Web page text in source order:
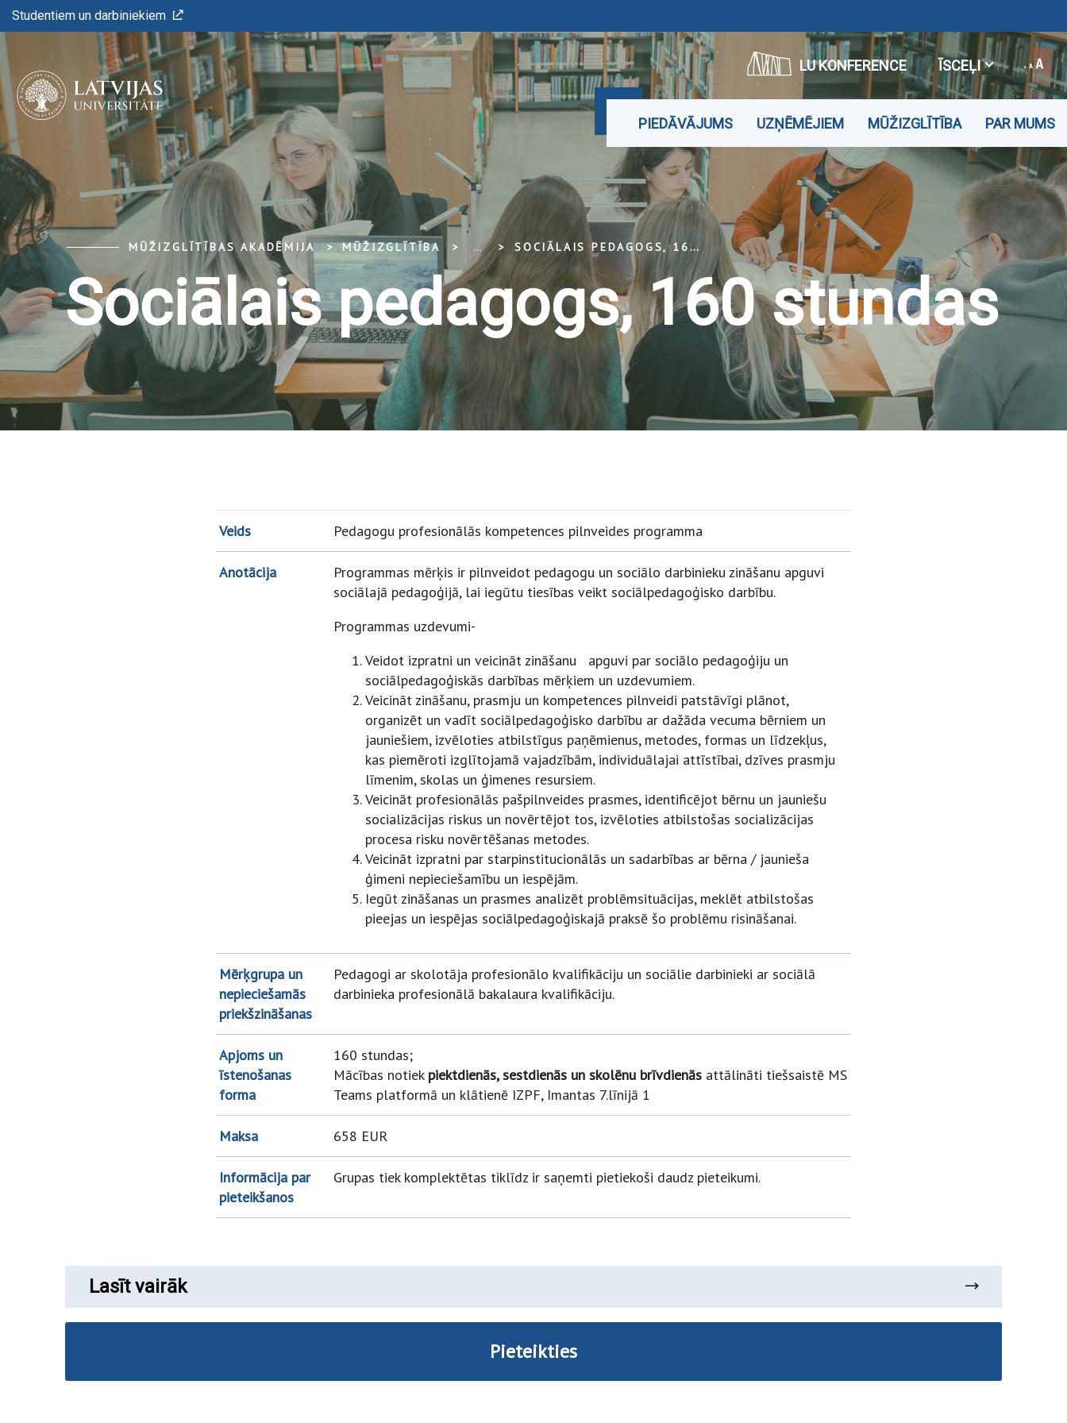
Studentiem un darbiniekiem
LU KONFERENCE ĪSCEĻI
PIEDĀVĀJUMS UZŅĒMĒJIEM MŪŽIZGLĪTĪBA PAR MUMS
MŪŽIZGLĪTĪBAS AKADĒMIJA MŪŽIZGLĪTĪBA ... SOCIĀLAIS PEDAGOGS, 160 STUNDAS
Sociālais pedagogs, 160 stundas
Veids Pedagogu profesionālās kompetences pilnveides programma
Anotācija
Programmas mērķis ir pilnveidot pedagogu un sociālo darbinieku zināšanu apguvi
sociālajā pedagoģijā, lai iegūtu tiesības veikt sociālpedagoģisko darbību.
Programmas uzdevumi-
Veidot izpratni un veicināt zināšanu apguvi par sociālo pedagoģiju un
sociālpedagoģiskās darbības mērķiem un uzdevumiem.
Veicināt zināšanu, prasmju un kompetences pilnveidi patstāvīgi plānot,
organizēt un vadīt sociālpedagoģisko darbību ar dažāda vecuma bērniem un
jauniešiem, izvēloties atbilstīgus paņēmienus, metodes, formas un līdzekļus,
kas piemēroti izglītojamā vajadzībām, individuālajai attīstībai, dzīves prasmju
līmenim, skolas un ģimenes resursiem.
Veicināt profesionālās pašpilnveides prasmes, identificējot bērnu un jauniešu
socializācijas riskus un novērtējot tos, izvēloties atbilstošas socializācijas
procesa risku novērtēšanas metodes.
Veicināt izpratni par starpinstitucionālās un sadarbības ar bērna / jaunieša
ģimeni nepieciešamību un iespējām.
Iegūt zināšanas un prasmes analizēt problēmsituācijas, meklēt atbilstošas
pieejas un iespējas sociālpedagoģiskajā praksē šo problēmu risināšanai.
Mērķgrupa un
nepieciešamās
priekšzināšanas
Pedagogi ar skolotāja profesionālo kvalifikāciju un sociālie darbinieki ar sociālā
darbinieka profesionālā bakalaura kvalifikāciju.
Apjoms un
īstenošanas
forma
160 stundas;
Mācības notiek piektdienās, sestdienās un skolēnu brīvdienās attālināti tiešsaistē MS
Teams platformā un klātienē IZPF, Imantas 7.līnijā 1
Maksa 658 EUR
Informācija par
pieteikšanos
Grupas tiek komplektētas tiklīdz ir saņemti pietiekoši daudz pieteikumi.
Lasīt vairāk
Pieteikties